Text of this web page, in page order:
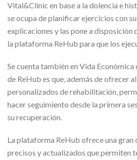
Vital&Clinic en base a la dolencia e
se ocupa de planificar ejercicios con
explicaciones y las pone a disposición
la plataforma ReHub para que los
Se cuenta también en Vida Económica
de ReHub es que, además de ofrecer
personalizados de rehabilitación,
hacer seguimiento desde la primera
su recuperación.
La plataforma ReHub ofrece una gran
precisos y actualizados que permiten